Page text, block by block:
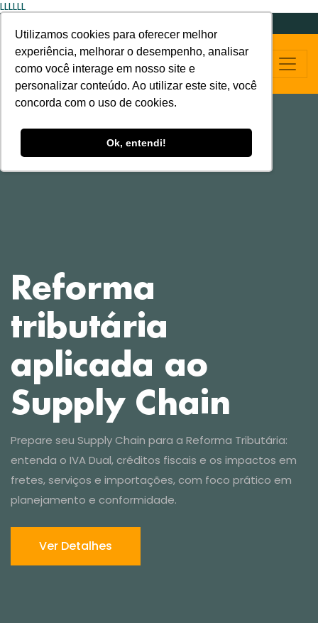
Utilizamos cookies para oferecer melhor
experiência, melhorar o desempenho, analisar
como você interage em nosso site e
personalizar conteúdo. Ao utilizar este site, você
concorda com o uso de cookies.
Ok, entendi!
LLLLLL